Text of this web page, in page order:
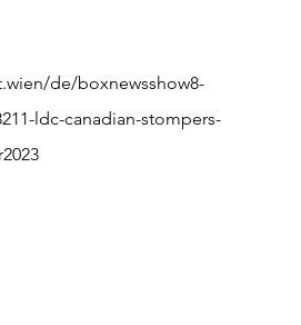
de/boxnewsshow8-
ldc-canadian-stompers-